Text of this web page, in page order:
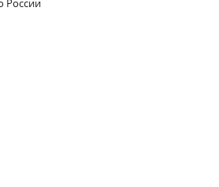
России